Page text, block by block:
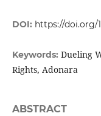
DOI: https://doi.org/
Keywords: Dueling
Rights, Adonara
ABSTRACT